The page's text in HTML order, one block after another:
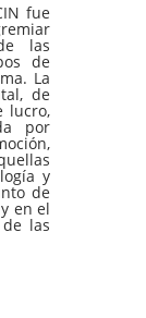
fue
las
de
La
de
lucro,
por
y
de
en el
las